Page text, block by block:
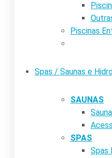
Piscinas
Spas / Saunas e
SAUNAS
SPAS
Spas